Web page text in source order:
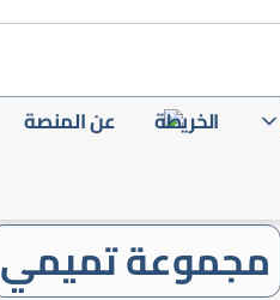
الخريطة عن المنصة
مجموعة تميمي